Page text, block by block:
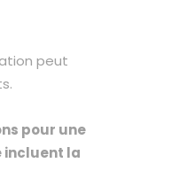
peut
pour une
incluent la